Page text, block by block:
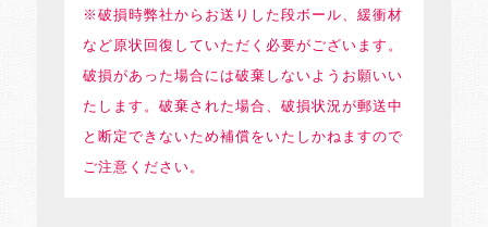
※破損時弊社からお送りした段ボール、緩衝材
など原状回復していただく必要がございます。
破損があった場合には破棄しないようお願いい
たします。破棄された場合、破損状況が郵送中
と断定できないため補償をいたしかねますので
ご注意ください。